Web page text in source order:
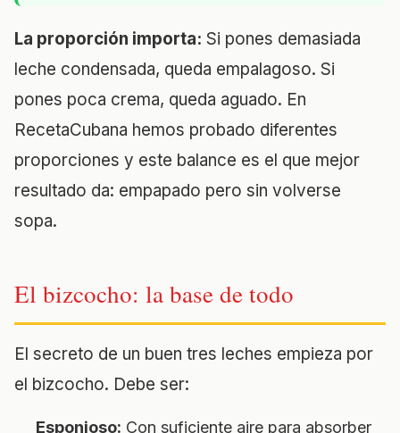
La proporción importa: Si pones demasiada
leche condensada, queda empalagoso. Si
pones poca crema, queda aguado. En
RecetaCubana hemos probado diferentes
proporciones y este balance es el que mejor
resultado da: empapado pero sin volverse
sopa.
El bizcocho: la base de todo
El secreto de un buen tres leches empieza por
el bizcocho. Debe ser:
Esponjoso: Con suficiente aire para absorber